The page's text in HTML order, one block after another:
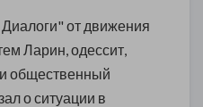
от движения
Ларин, одессит,
и общественный
о ситуации в